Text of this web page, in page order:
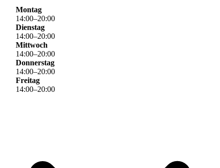
Montag
14:00–20:00
Dienstag
14:00–20:00
Mittwoch
14:00–20:00
Donnerstag
14:00–20:00
Freitag
14:00–20:00